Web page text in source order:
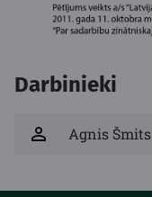
Darbinieki
Agnis Šmits